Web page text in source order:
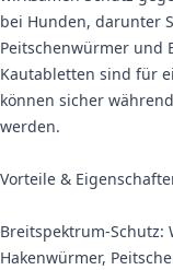
bei Hunden, darunter
Peitschenwürmer und
Kautabletten sind für
können sicher
werden.
Vorteile &
Breitspektrum-Schutz:
Hakenwürmer,